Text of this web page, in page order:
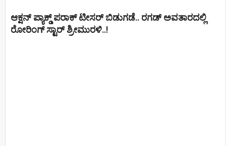
ಆಕ್ಷನ್ ಪ್ಯಾಕ್ಡ್ ಪರಾಕ್ ಟೀಸರ್ ಬಿಡುಗಡೆ.. ರಗಡ್ ಅವತಾರದಲ್ಲಿ
ರೋರಿಂಗ್ ಸ್ಟಾರ್ ಶ್ರೀಮುರಳಿ..!